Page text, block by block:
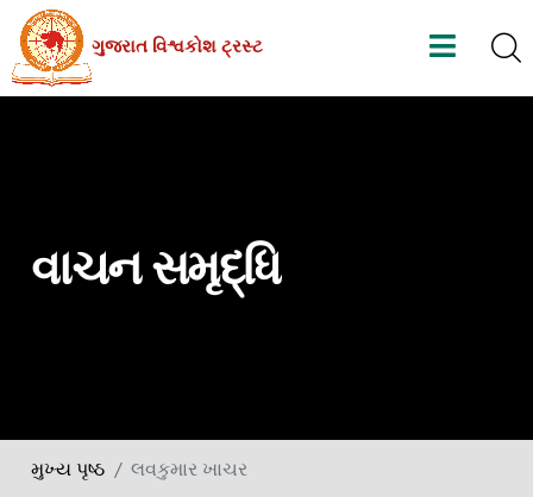
Skip
the
ગુજરાત વિશ્વકોશ ટ્રસ્ટ
વાચન સમૃદ્ધિ
મુખ્ય પૃષ્ઠ લવકુમાર ખાચર